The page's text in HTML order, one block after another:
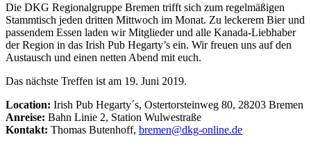
Die DKG Regionalgruppe Bremen trifft sich zum regelmäßigen
Stammtisch jeden dritten Mittwoch im Monat. Zu leckerem Bier und
passendem Essen laden wir Mitglieder und alle Kanada-Liebhaber
der Region in das Irish Pub Hegarty’s ein. Wir freuen uns auf den
Austausch und einen netten Abend mit euch.
Das nächste Treffen ist am 19. Juni 2019.
Location: Irish Pub Hegarty´s, Ostertorsteinweg 80, 28203 Bremen
Anreise: Bahn Linie 2, Station Wulwestraße
Kontakt: Thomas Butenhoff, bremen@dkg-online.de